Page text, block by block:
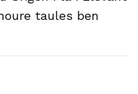
taules ben